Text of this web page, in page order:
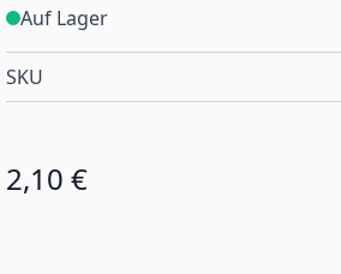
Auf Lager
SKU
2,10 €